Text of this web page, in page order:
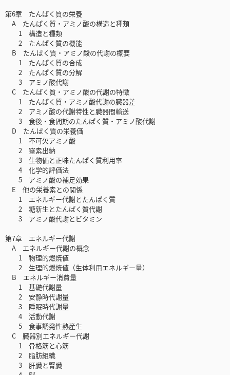
第6章 たんぱく質の栄養
A たんぱく質・アミノ酸の構造と種類
1 構造と種類
2 たんぱく質の機能
B たんぱく質・アミノ酸の代謝の概要
1 たんぱく質の合成
2 たんぱく質の分解
3 アミノ酸代謝
C たんぱく質・アミノ酸の代謝の特徴
1 たんぱく質・アミノ酸代謝の臓器差
2 アミノ酸の代謝特性と臓器間輸送
3 食後・食間期のたんぱく質・アミノ酸代謝
D たんぱく質の栄養価
1 不可欠アミノ酸
2 窒素出納
3 生物価と正味たんぱく質利用率
4 化学的評価法
5 アミノ酸の補足効果
E 他の栄養素との関係
1 エネルギー代謝とたんぱく質
2 糖新生とたんぱく質代謝
3 アミノ酸代謝とビタミン
第7章 エネルギー代謝
A エネルギー代謝の概念
1 物理的燃焼値
2 生理的燃焼値（生体利用エネルギー量）
B エネルギー消費量
1 基礎代謝量
2 安静時代謝量
3 睡眠時代謝量
4 活動代謝
5 食事誘発性熱産生
C 臓器別エネルギー代謝
1 骨格筋と心筋
2 脂肪組織
3 肝臓と腎臓